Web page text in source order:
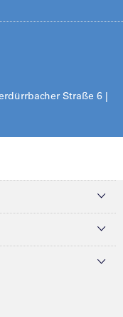
Straße 6 |